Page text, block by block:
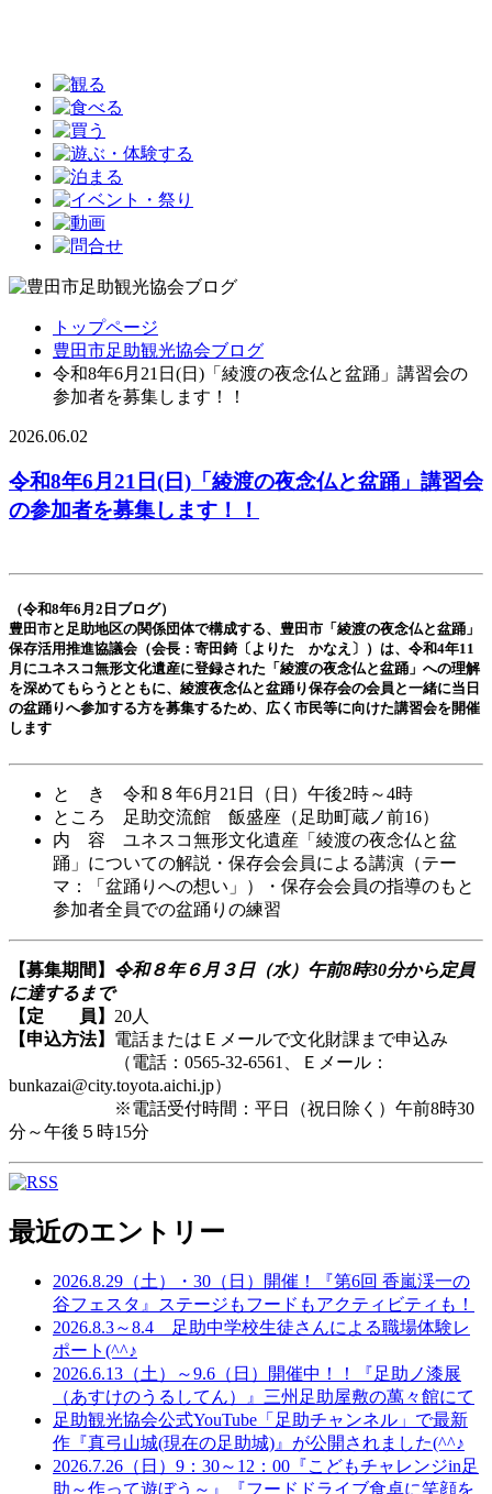
トップページ
豊田市足助観光協会ブログ
令和8年6月21日(日)「綾渡の夜念仏と盆踊」講習会の
参加者を募集します！！
2026.06.02
令和8年6月21日(日)「綾渡の夜念仏と盆踊」講習会
の参加者を募集します！！
（令和8年6月2日ブログ）
豊田市と足助地区の関係団体で構成する、豊田市「綾渡の夜念仏と盆踊」
保存活用推進協議会（会長：寄田錡〔よりた かなえ〕）は、令和4年11
月にユネスコ無形文化遺産に登録された「綾渡の夜念仏と盆踊」への理解
を深めてもらうとともに、綾渡夜念仏と盆踊り保存会の会員と一緒に当日
の盆踊りへ参加する方を募集するため、広く市民等に向けた講習会を開催
します
と き 令和８年6月21日（日）午後2時～4時
ところ 足助交流館 飯盛座（足助町蔵ノ前16）
内 容 ユネスコ無形文化遺産「綾渡の夜念仏と盆
踊」についての解説・保存会会員による講演（テー
マ：「盆踊りへの想い」）・保存会会員の指導のもと
参加者全員での盆踊りの練習
【募集期間】 令和８年６月３日（水）午前8時30分から定員
に達するまで
【定 員】 20人
【申込方法】 電話またはＥメールで文化財課まで申込み
（電話：0565-32-6561、Ｅメール：
bunkazai@city.toyota.aichi.jp）
※電話受付時間：平日（祝日除く）午前8時30
分～午後５時15分
最近のエントリー
2026.8.29（土）・30（日）開催！『第6回 香嵐渓一の
谷フェスタ』ステージもフードもアクティビティも！
2026.8.3～8.4 足助中学校生徒さんによる職場体験レ
ポート(^^♪
2026.6.13（土）～9.6（日）開催中！！『足助ノ漆展
（あすけのうるしてん）』三州足助屋敷の萬々館にて
足助観光協会公式YouTube「足助チャンネル」で最新
作『真弓山城(現在の足助城)』が公開されました(^^♪
2026.7.26（日）9：30～12：00『こどもチャレンジin足
助～作って遊ぼう～』『フードドライブ食卓に笑顔を